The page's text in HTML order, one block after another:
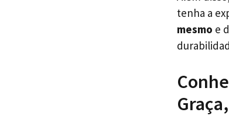
tenha a
mesmo e